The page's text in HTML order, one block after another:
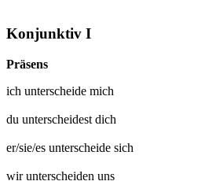
Konjunktiv I
Präsens
ich unterscheide mich
du unterscheidest dich
er/sie/es unterscheide sich
wirunterscheiden uns